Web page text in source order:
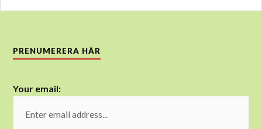
PRENUMERERA HÄR
Your email: